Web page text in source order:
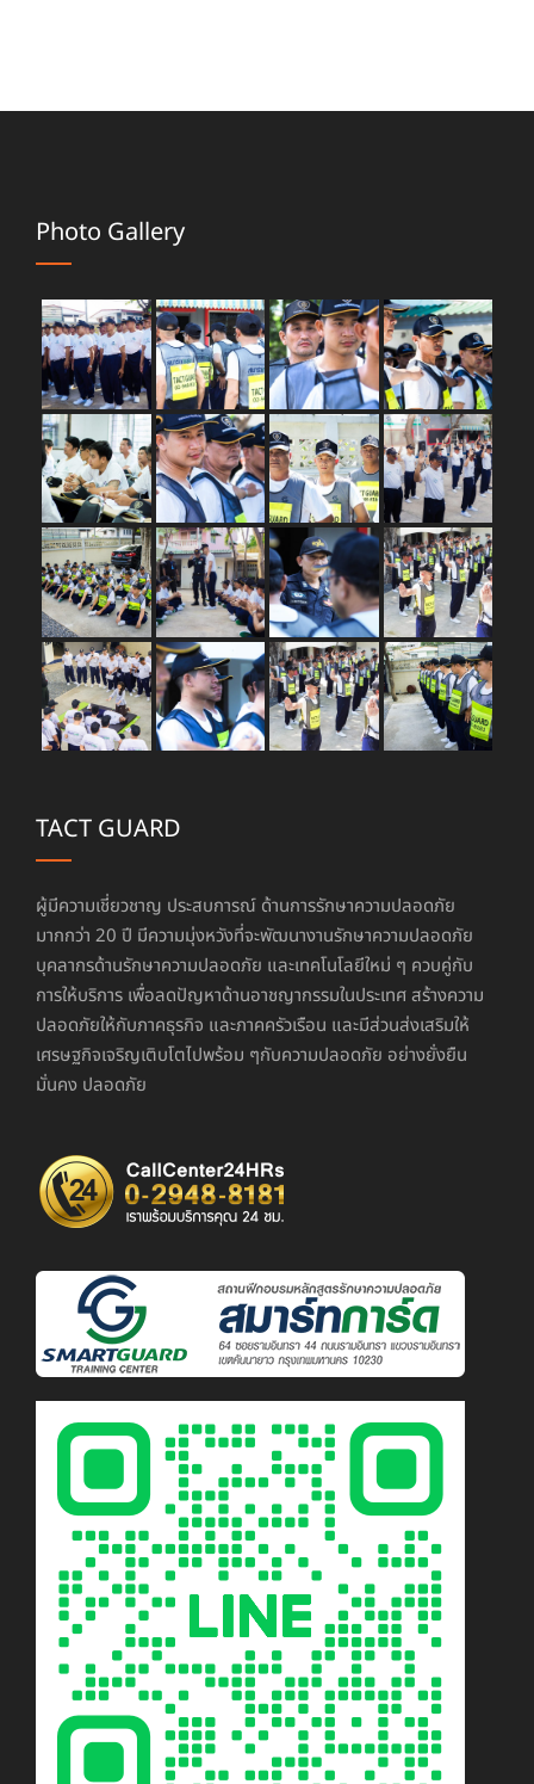
Photo Gallery
TACT GUARD
ผู้มีความเชี่ยวชาญ ประสบการณ์ ด้านการรักษาความปลอดภัย
มากกว่า 20 ปี มีความมุ่งหวังที่จะพัฒนางานรักษาความปลอดภัย
บุคลากรด้านรักษาความปลอดภัย และเทคโนโลยีใหม่ ๆ ควบคู่กับ
การให้บริการ เพื่อลดปัญหาด้านอาชญากรรมในประเทศ สร้างความ
ปลอดภัยให้กับภาคธุรกิจ และภาคครัวเรือน และมีส่วนส่งเสริมให้
เศรษฐกิจเจริญเติบโตไปพร้อม ๆกับความปลอดภัย อย่างยั่งยืน
มั่นคง ปลอดภัย